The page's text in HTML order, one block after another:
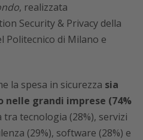
, realizzata
Security & Privacy della
Politecnico di Milano e
la spesa in sicurezza sia
grandi imprese (74%
tra tecnologia (28%), servizi
(29%), software (28%) e